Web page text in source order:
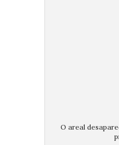
O areal